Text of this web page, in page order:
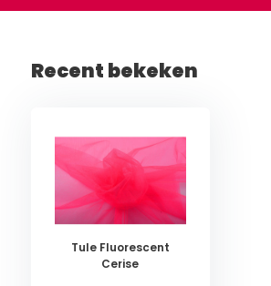
Recent bekeken
Tule Fluorescent
Cerise